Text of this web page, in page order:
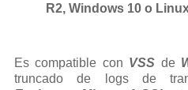
R2, Windows 10 o
Es compatible con VSS de
truncado de logs de